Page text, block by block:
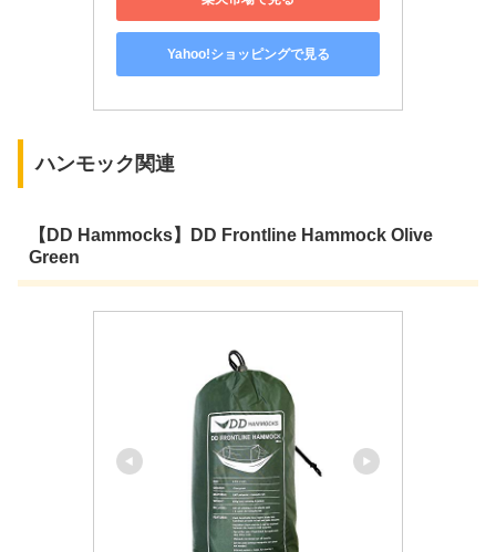
Yahoo!ショッピングで見る
ハンモック関連
【DD Hammocks】DD Frontline Hammock Olive
Green